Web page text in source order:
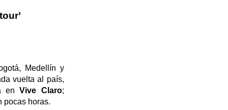
Medellín y
vuelta al país,
enVive Claro;
pocas horas.